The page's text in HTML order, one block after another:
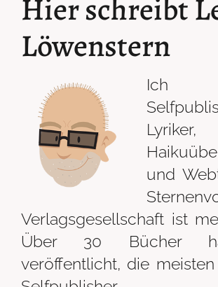
Hier schreibt
Löwenstern
Lyriker,
und
Verlagsgesellschaft ist
Über 30 Bücher
veröffentlicht, die